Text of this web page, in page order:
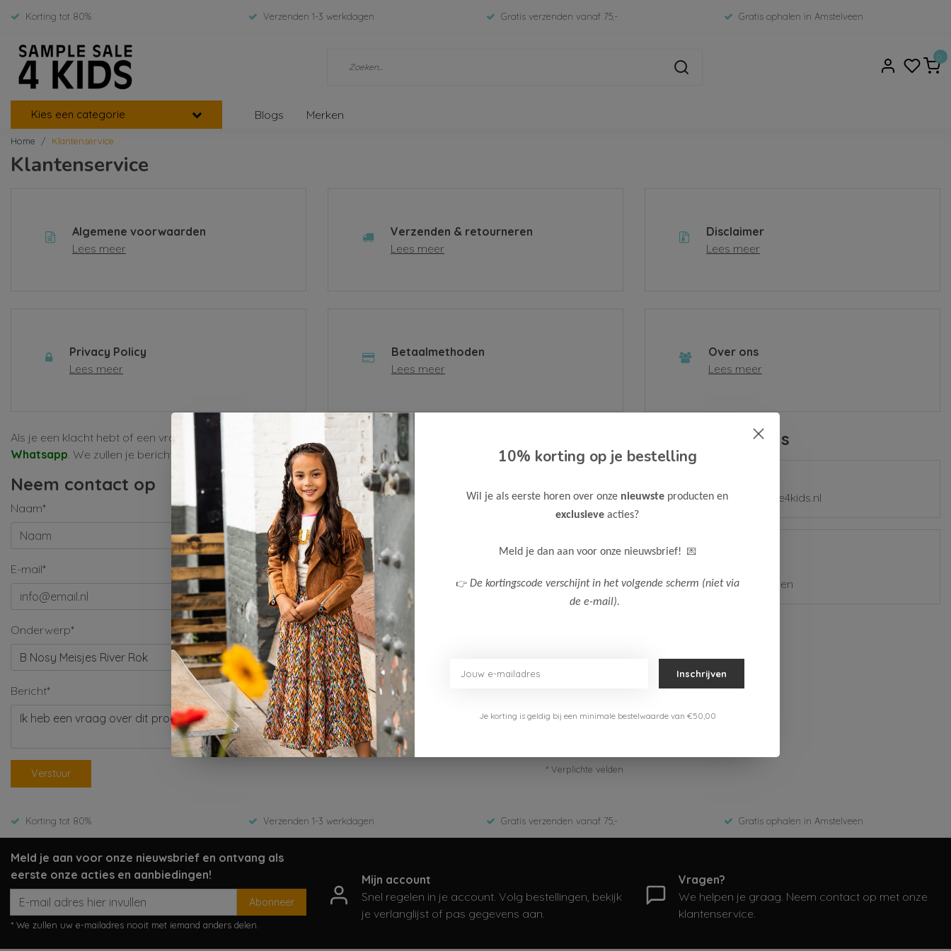
Korting tot 80% Verzenden 1-3 werkdagen Gratis verzenden vanaf 75,- Gratis ophalen in Amstelveen
0
Kies een categorie Blogs Merken
Home Klantenservice
Klantenservice
Algemene voorwaarden
Lees meer
Verzenden & retourneren
Lees meer
Disclaimer
Lees meer
Privacy Policy
Lees meer
Betaalmethoden
Lees meer
Over ons
Lees meer
Als je een klacht hebt of een vraag, vul dan alsjeblieft het contactformulier in of neem contact met ons op via
Whatsapp. We zullen je bericht zo snel mogelijk behandelen.
Neem contact op
Naam* Bedrijf
E-mail* Telefoonnummer
Onderwerp*
Bericht*
Verstuur * Verplichte velden
Contactgegevens
mail@samplesale4kids.nl
Adres
1185 ZZ Amstelveen
Korting tot 80% Verzenden 1-3 werkdagen Gratis verzenden vanaf 75,- Gratis ophalen in Amstelveen
Meld je aan voor onze nieuwsbrief en ontvang als
eerste onze acties en aanbiedingen!
Abonneer
* We zullen uw e-mailadres nooit met iemand anders delen.
Mijn account
Snel regelen in je account. Volg bestellingen, bekijk
je verlanglijst of pas gegevens aan.
Vragen?
We helpen je graag. Neem contact op met onze
klantenservice.
10% korting op je bestelling
Wil je als eerste horen over onze nieuwste producten en
exclusieve acties?
Meld je dan aan voor onze nieuwsbrief! 💌
👉 De kortingscode verschijnt in het volgende scherm (niet via
de e-mail).
Inschrijven
Je korting is geldig bij een minimale bestelwaarde van €50,00